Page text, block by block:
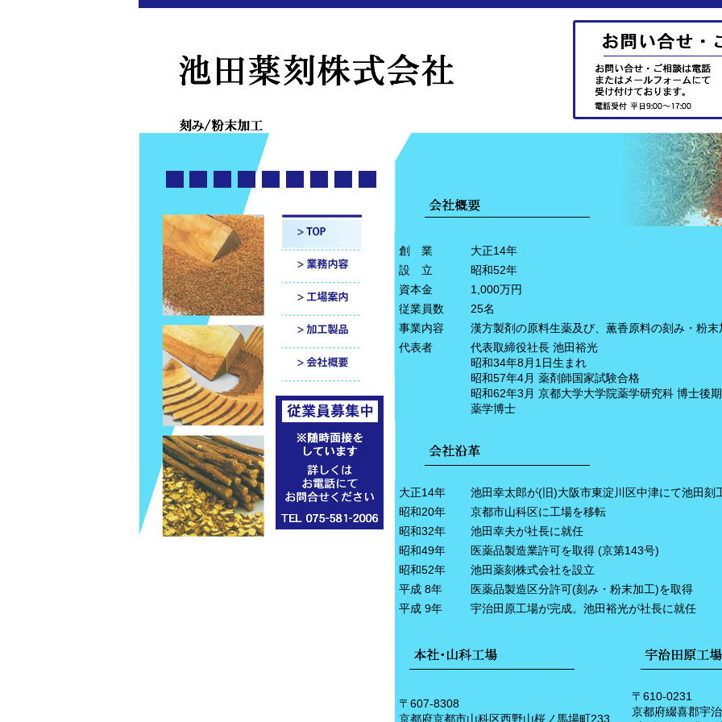
創 業
大正14年
設 立
昭和52年
資本金
1,000万円
従業員数
25名
事業内容
漢方製剤の原料生薬及び、薫香原料の刻み・粉末
代表者
代表取締役社長 池田裕光
昭和34年8月1日生まれ
昭和57年4月 薬剤師国家試験合格
昭和62年3月 京都大学大学院薬学研究科 博士後
薬学博士
大正14年
池田幸太郎が(旧)大阪市東淀川区中津にて池田刻
昭和20年
京都市山科区に工場を移転
昭和32年
池田幸夫が社長に就任
昭和49年
医薬品製造業許可を取得 (京第143号)
昭和52年
池田薬刻株式会社を設立
平成 8年
医薬品製造区分許可(刻み・粉末加工)を取得
平成 9年
宇治田原工場が完成。池田裕光が社長に就任
〒607-8308
京都府京都市山科区西野山桜ノ馬場町233
〒610-0231
京都府綴喜郡宇